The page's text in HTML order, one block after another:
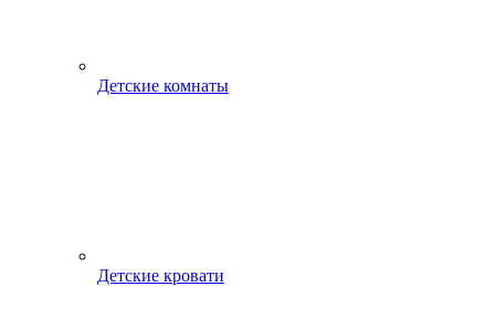
Детские комнаты
Детские кровати